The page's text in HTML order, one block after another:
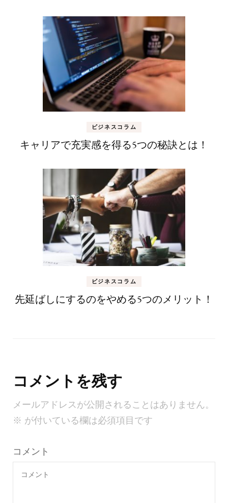
ビジネスコラム
キャリアで充実感を得る5つの秘訣とは！
ビジネスコラム
先延ばしにするのをやめる5つのメリット！
コメントを残す
メールアドレスが公開されることはありません。
※ が付いている欄は必須項目です
コメント